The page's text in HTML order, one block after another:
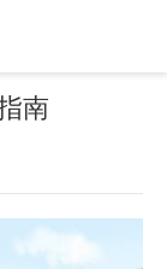
南